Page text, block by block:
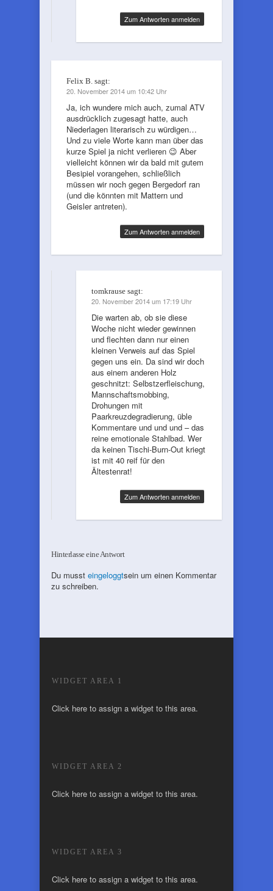
Zum Antworten anmelden
Felix B. sagt:
20. November 2014 um 10:42 Uhr
Ja, ich wundere mich auch, zumal ATV
ausdrücklich zugesagt hatte, auch
Niederlagen literarisch zu würdigen…
Und zu viele Worte kann man über das
kurze Spiel ja nicht verlieren 😉 Aber
vielleicht können wir da bald mit gutem
Besipiel vorangehen, schließlich
müssen wir noch gegen Bergedorf ran
(und die könnten mit Mattern und
Geisler antreten).
Zum Antworten anmelden
tomkrause sagt:
20. November 2014 um 17:19 Uhr
Die warten ab, ob sie diese
Woche nicht wieder gewinnen
und flechten dann nur einen
kleinen Verweis auf das Spiel
gegen uns ein. Da sind wir doch
aus einem anderen Holz
geschnitzt: Selbstzerfleischung,
Mannschaftsmobbing,
Drohungen mit
Paarkreuzdegradierung, üble
Kommentare und und und – das
reine emotionale Stahlbad. Wer
da keinen Tischi-Burn-Out kriegt
ist mit 40 reif für den
Ältestenrat!
Zum Antworten anmelden
Hinterlasse eine Antwort
Du musst eingeloggtsein um einen Kommentar
zu schreiben.
WIDGET AREA 1
Click here to assign a widget to this area.
WIDGET AREA 2
Click here to assign a widget to this area.
WIDGET AREA 3
Click here to assign a widget to this area.